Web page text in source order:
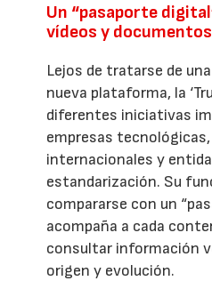
Un “pasaporte
vídeos y documentos
Lejos de tratarse de
nueva plataforma, la
diferentes iniciativas
empresas
internacionales y
estandarización. Su
compararse con un
acompaña a cada
consultar información
origen y evolución.